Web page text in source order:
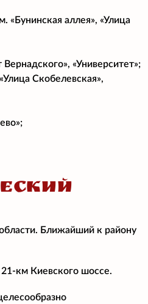
аллея», «Улица
«Университет»;
Скобелевская»,
Ближайший к району
км Киевского шоссе.